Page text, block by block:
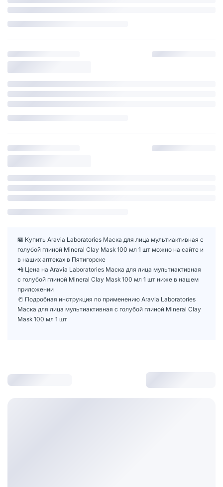
🏪 Купить Aravia Laboratories Маска для лица мультиактивная с
голубой глиной Mineral Clay Mask 100 мл 1 шт можно на сайте и
в наших аптеках в Пятигорске
📲 Цена на Aravia Laboratories Маска для лица мультиактивная
с голубой глиной Mineral Clay Mask 100 мл 1 шт ниже в нашем
приложении
📒 Подробная инструкция по применению Aravia Laboratories
Маска для лица мультиактивная с голубой глиной Mineral Clay
Mask 100 мл 1 шт